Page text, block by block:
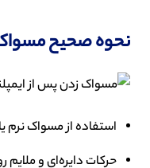
نحوه صحیح
استفاده از مسواک
حرکات دایره‌ای و